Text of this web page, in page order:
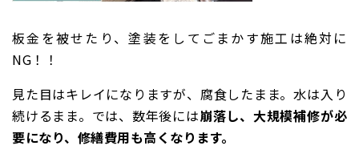
板金を被せたり、塗装をしてごまかす施工は絶対に
NG！！
見た目はキレイになりますが、腐食したまま。水は入り
続けるまま。では、数年後には崩落し、 大規模補修が必
要になり、修繕費用も高くなります。